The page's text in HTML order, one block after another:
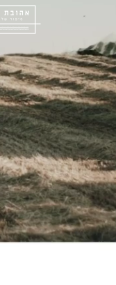
מַעֲרֶכֶת
נָגִישׁ
בִּקְלִיק
הַמְּסַיַּעַת
לִנְגִישׁוּת
הָאֲתָר.